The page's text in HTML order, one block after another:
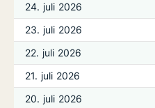
24. juli 2026
23. juli 2026
22. juli 2026
21. juli 2026
20. juli 2026